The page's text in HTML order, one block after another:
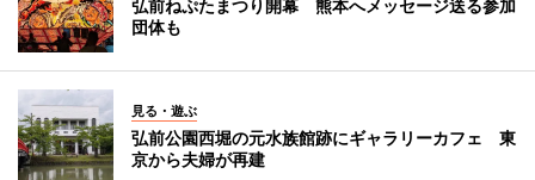
弘前ねぷたまつり開幕 熊本へメッセージ送る参加
団体も
見る・遊ぶ
弘前公園西堀の元水族館跡にギャラリーカフェ 東
京から夫婦が再建